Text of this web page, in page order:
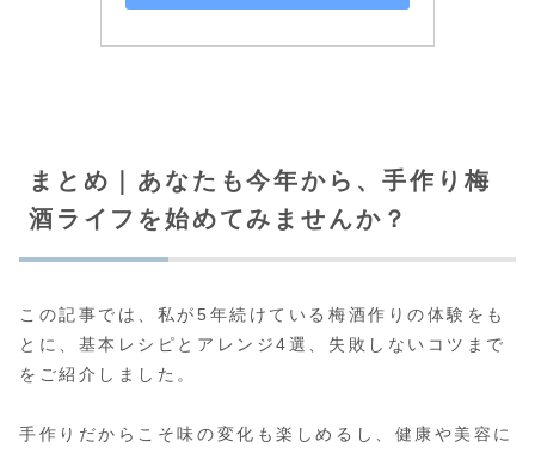
まとめ｜あなたも今年から、手作り梅
酒ライフを始めてみませんか？
この記事では、私が5年続けている梅酒作りの体験をも
とに、基本レシピとアレンジ4選、失敗しないコツまで
をご紹介しました。
手作りだからこそ味の変化も楽しめるし、健康や美容に